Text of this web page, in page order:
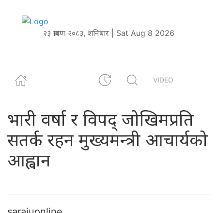
२३ श्रावण २०८३, शनिबार | Sat Aug 8 2026
VIDEO
भारी वर्षा र विपद् जोखिमप्रति
सतर्क रहन मुख्यमन्त्री आचार्यको
आह्वान